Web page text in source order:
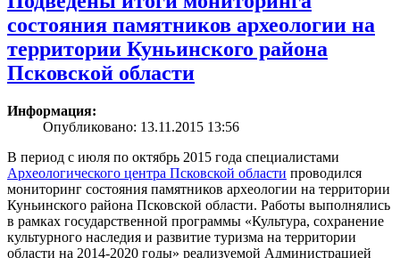
состояния памятников археологии на
территории Куньинского района
Псковской области
Информация:
Опубликовано: 13.11.2015 13:56
В период с июля по октябрь 2015 года специалистами
Археологического центра Псковской области проводился
мониторинг состояния памятников археологии на территории
Куньинского района Псковской области. Работы выполнялись
в рамках государственной программы «Культура, сохранение
культурного наследия и развитие туризма на территории
области на 2014-2020 годы» реализуемой Администрацией